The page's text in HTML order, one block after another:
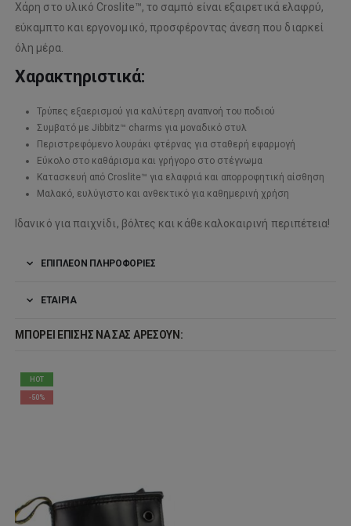
Χάρη στο υλικό Croslite™, το σαμπό είναι εξαιρετικά ελαφρύ,
εύκαμπτο και εργονομικό, προσφέροντας άνεση που διαρκεί
όλη μέρα.
Χαρακτηριστικά:
Τρύπες εξαερισμού για καλύτερη αναπνοή του ποδιού
Συμβατό με Jibbitz™ charms για μοναδικό στυλ
Περιστρεφόμενο λουράκι φτέρνας για σταθερή εφαρμογή
Εύκολο στο καθάρισμα και γρήγορο στο στέγνωμα
Κατασκευή από Croslite™ για ελαφριά και απορροφητική αίσθηση
Μαλακό, ευλύγιστο και ανθεκτικό για καθημερινή χρήση
Ιδανικό για παιχνίδι, βόλτες και κάθε καλοκαιρινή περιπέτεια!
ΕΠΙΠΛΈΟΝ ΠΛΗΡΟΦΟΡΊΕΣ
ΕΤΑΙΡΊΑ
ΜΠΟΡΕΊ ΕΠΊΣΗΣ ΝΑ ΣΑΣ ΑΡΈΣΟΥΝ:
HOT
-50%